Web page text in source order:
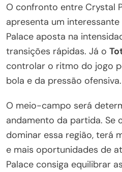
O confronto entre Crystal
apresenta um
Palace aposta na
transições rápidas. Já o
controlar o ritmo do jogo
bola e da pressão ofensiva.
O meio-campo será
andamento da partida. Se
dominar essa região, terá
e mais oportunidades de
Palace consiga equilibrar